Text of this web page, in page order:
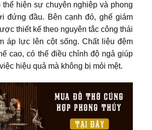
thể hiện sự chuyên nghiệp và phong
đứng đầu. Bên cạnh đó, ghế giám
thiết kế theo nguyên tắc công thái
áp lực lên cột sống. Chất liệu đệm
cao, có thể điều chỉnh độ ngả giúp
hiệu quả mà không bị mỏi mệt.